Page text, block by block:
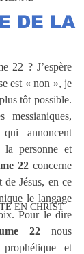
EN CHRIST
DE LA
22 ? J’espère
est « non », je
tôt possible.
qui annoncent
la personne et
22 concerne
Jésus, en ce
le langage
Pour le dire
22 nous
et